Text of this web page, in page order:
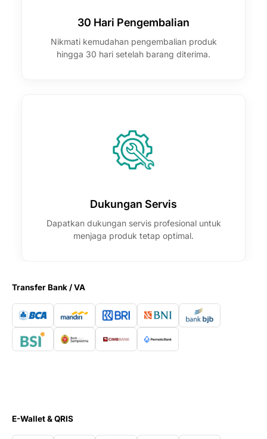
30 Hari Pengembalian
Nikmati kemudahan pengembalian produk
hingga 30 hari setelah barang diterima.
Dukungan Servis
Dapatkan dukungan servis profesional untuk
menjaga produk tetap optimal.
Transfer Bank / VA
E-Wallet & QRIS